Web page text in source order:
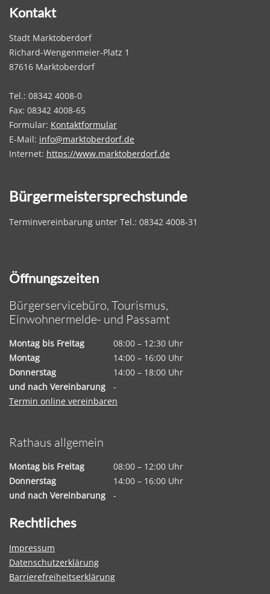
Kontakt
Stadt Marktoberdorf
Richard-Wengenmeier-Platz 1
87616 Marktoberdorf
Tel.: 08342 4008-0
Fax: 08342 4008-65
Formular: Kontaktformular
E-Mail: info@marktoberdorf.de
Internet: https://www.marktoberdorf.de
Bürgermeistersprechstunde
Terminvereinbarung unter Tel.: 08342 4008-31
Öffnungszeiten
Bürgerservicebüro, Tourismus,
Einwohnermelde- und Passamt
Montag bis Freitag
08:00 – 12:30 Uhr
Montag
14:00 – 16:00 Uhr
Donnerstag
14:00 – 18:00 Uhr
und nach Vereinbarung
-
Termin online vereinbaren
Rathaus allgemein
Montag bis Freitag
08:00 – 12:00 Uhr
Donnerstag
14:00 – 16:00 Uhr
und nach Vereinbarung
-
Rechtliches
Impressum
Datenschutzerklärung
Barrierefreiheitserklärung